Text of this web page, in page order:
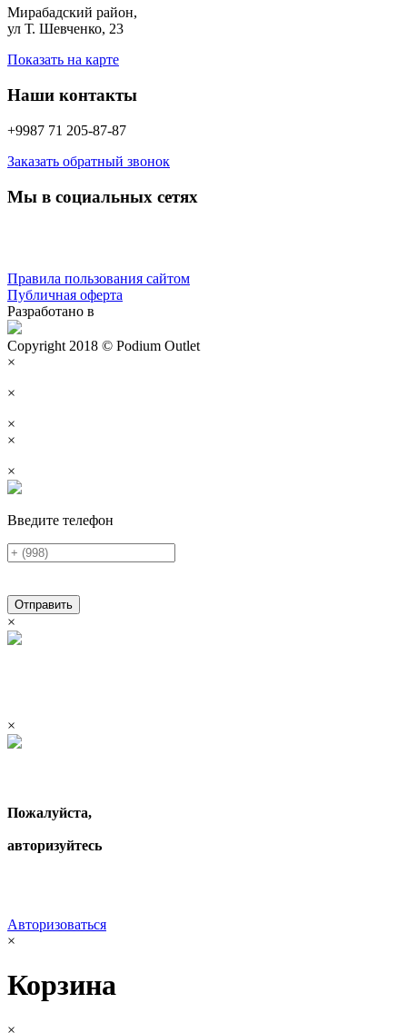
Мирабадский район,
ул Т. Шевченко, 23
Показать на карте
Наши контакты
+9987 71 205-87-87
Заказать обратный звонок
Мы в социальных сетях
Правила пользования сайтом
Публичная оферта
Разработано в
Copyright 2018 © Podium Outlet
×
×
×
×
×
Введите телефон
Отправить
×
×
Пожалуйста,
авторизуйтесь
Авторизоваться
×
Корзина
×